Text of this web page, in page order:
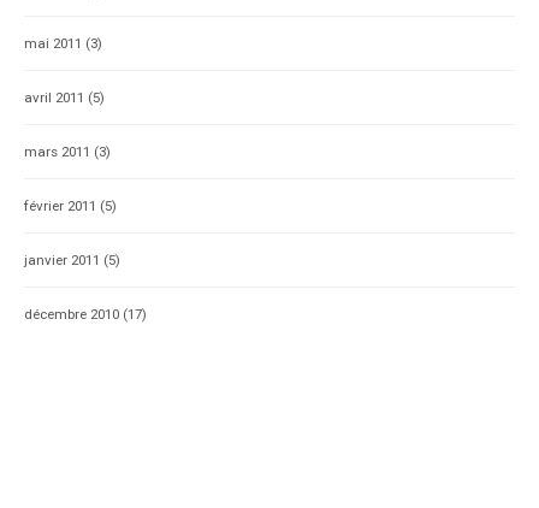
mai 2011 (3)
avril 2011 (5)
mars 2011 (3)
février 2011 (5)
janvier 2011 (5)
décembre 2010 (17)